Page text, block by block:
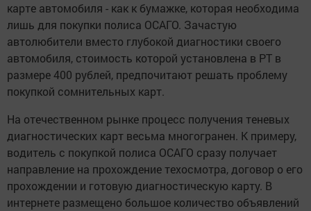
карте автомобиля - как к бумажке, которая необходима
лишь для покупки полиса ОСАГО. Зачастую
автолюбители вместо глубокой диагностики своего
автомобиля, стоимость которой установлена в РТ в
размере 400 рублей, предпочитают решать проблему
покупкой сомнительных карт.
На отечественном рынке процесс получения теневых
диагностических карт весьма многогранен. К примеру,
водитель с покупкой полиса ОСАГО сразу получает
направление на прохождение техосмотра, договор о его
прохождении и готовую диагностическую карту. В
интернете размещено большое количество объявлений